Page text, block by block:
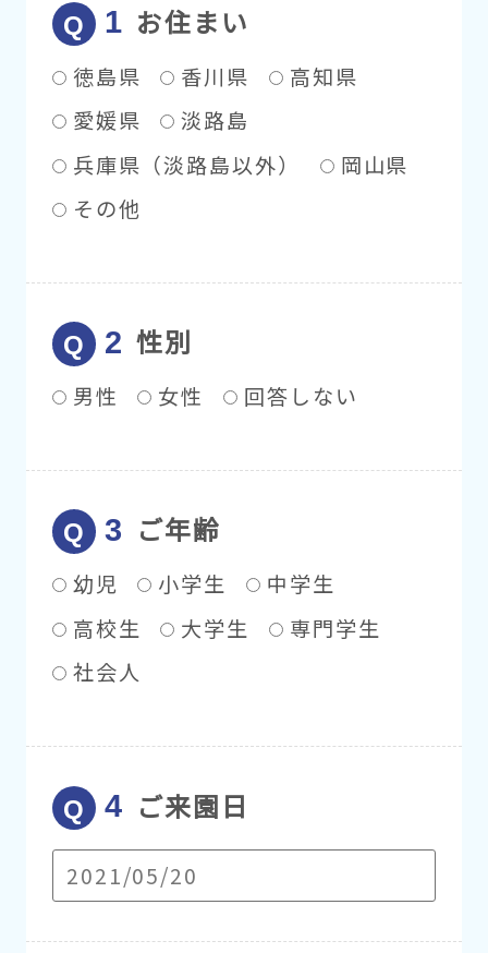
お住まい
徳島県 香川県
高知県
愛媛県
淡路島
兵庫県（淡路島以外）
岡山県
その他
性別
男性 女性 回答しない
ご年齢
幼児 小学生
中学生
高校生
大学生
専門学生
社会人
ご来園日